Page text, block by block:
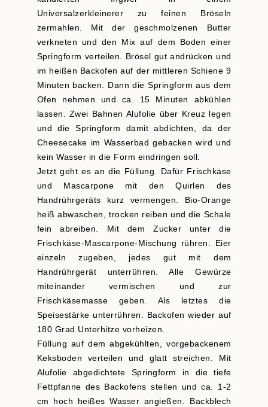
Universalzerkleinerer zu feinen Bröseln
zermahlen. Mit der geschmolzenen Butter
verkneten und den Mix auf dem Boden einer
Springform verteilen. Brösel gut andrücken und
im heißen Backofen auf der mittleren Schiene 9
Minuten backen. Dann die Springform aus dem
Ofen nehmen und ca. 15 Minuten abkühlen
lassen. Zwei Bahnen Alufolie über Kreuz legen
und die Springform damit abdichten, da der
Cheesecake im Wasserbad gebacken wird und
kein Wasser in die Form eindringen soll.
Jetzt geht es an die Füllung. Dafür Frischkäse
und Mascarpone mit den Quirlen des
Handrührgeräts kurz vermengen. Bio-Orange
heiß abwaschen, trocken reiben und die Schale
fein abreiben. Mit dem Zucker unter die
Frischkäse-Mascarpone-Mischung rühren. Eier
einzeln zugeben, jedes gut mit dem
Handrührgerät unterrühren. Alle Gewürze
miteinander vermischen und zur
Frischkäsemasse geben. Als letztes die
Speisestärke unterrühren. Backofen wieder auf
180 Grad Unterhitze vorheizen.
Füllung auf dem abgekühlten, vorgebackenem
Keksboden verteilen und glatt streichen. Mit
Alufolie abgedichtete Springform in die tiefe
Fettpfanne des Backofens stellen und ca. 1-2
cm hoch heißes Wasser angießen. Backblech